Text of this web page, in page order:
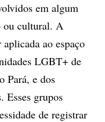
em algum
ou cultural. A
ao espaço
LGBT+ de
Pará, e dos
Esses grupos
de registrar